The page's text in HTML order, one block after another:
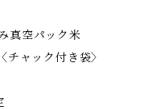
真空パック米
ャック付き袋〉